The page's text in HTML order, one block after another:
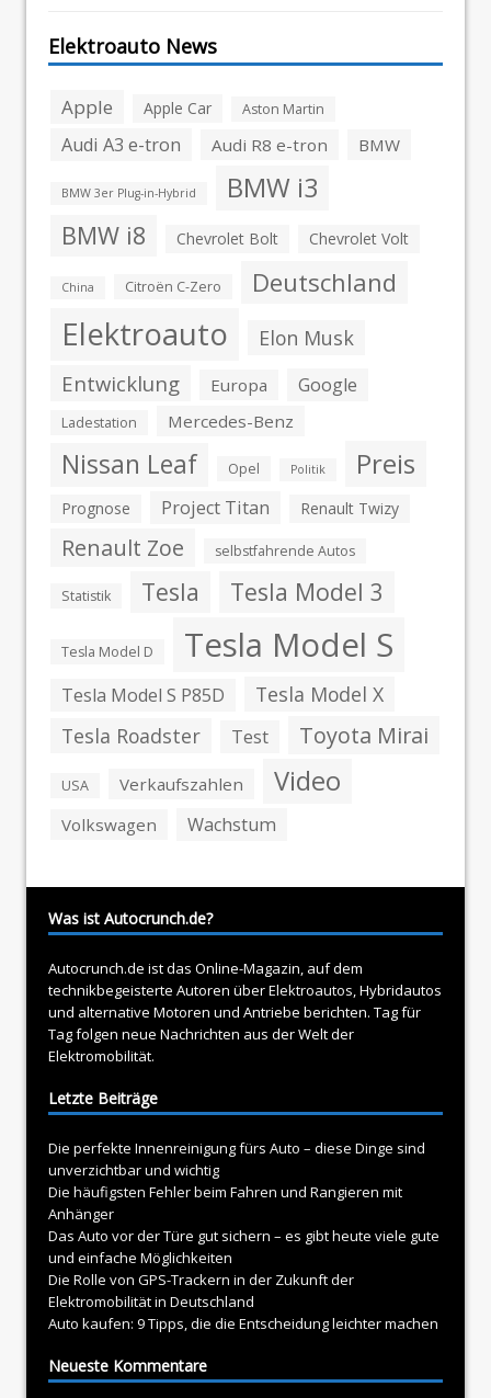
Elektroauto News
Apple Apple Car Aston Martin
Audi A3 e-tron Audi R8 e-tron BMW
BMW 3er Plug-in-Hybrid BMW i3
BMW i8 Chevrolet Bolt Chevrolet Volt
China Citroën C-Zero Deutschland
Elektroauto Elon Musk
Entwicklung Europa Google
Ladestation Mercedes-Benz
Nissan Leaf Opel Politik Preis
Prognose Project Titan Renault Twizy
Renault Zoe selbstfahrende Autos
Statistik Tesla Tesla Model 3
Tesla Model D Tesla Model S
Tesla Model S P85D
Tesla Model X
Tesla Roadster
Test Toyota Mirai
USA Verkaufszahlen Video
Volkswagen Wachstum
Was ist Autocrunch.de?
Autocrunch.de ist das Online-Magazin, auf dem
technikbegeisterte Autoren überElektroautos, Hybridautos
und alternative Motoren und Antriebe berichten. Tag für
Tag folgen neue Nachrichten aus der Welt der
Elektromobilität.
Letzte Beiträge
Die perfekte Innenreinigung fürs Auto – diese Dinge sind
unverzichtbar und wichtig
Die häufigsten Fehler beim Fahren und Rangieren mit
Anhänger
Das Auto vor der Türe gut sichern – es gibt heute viele gute
und einfache Möglichkeiten
Die Rolle von GPS-Trackern in der Zukunft der
Elektromobilität in Deutschland
Auto kaufen: 9 Tipps, die die Entscheidung leichter machen
Neueste Kommentare